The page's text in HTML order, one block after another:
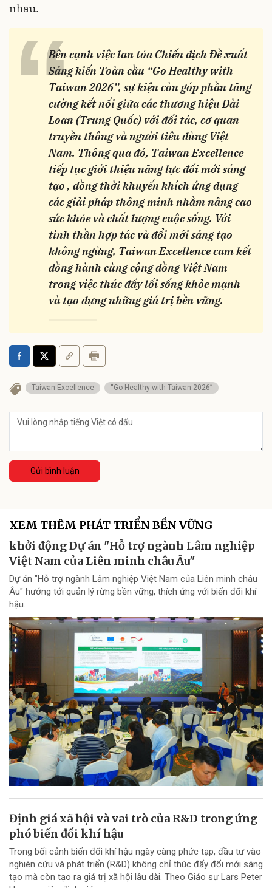
nhau.
“Bên cạnh việc lan tỏa Chiến dịch Đề xuất
Sáng kiến Toàn cầu “Go Healthy with
Taiwan 2026”, sự kiện còn góp phần tăng
cường kết nối giữa các thương hiệu Đài
Loan (Trung Quốc) với đối tác, cơ quan
truyền thông và người tiêu dùng Việt
Nam. Thông qua đó, Taiwan Excellence
tiếp tục giới thiệu năng lực đổi mới sáng
tạo , đồng thời khuyến khích ứng dụng
các giải pháp thông minh nhằm nâng cao
sức khỏe và chất lượng cuộc sống. Với
tinh thần hợp tác và đổi mới sáng tạo
không ngừng, Taiwan Excellence cam kết
đồng hành cùng cộng đồng Việt Nam
trong việc thúc đẩy lối sống khỏe mạnh
và tạo dựng những giá trị bền vững.
Taiwan Excellence “Go Healthy with Taiwan 2026”
Gửi bình luận
XEM THÊM PHÁT TRIỂN BỀN VỮNG
khởi động Dự án "Hỗ trợ ngành Lâm nghiệp
Việt Nam của Liên minh châu Âu"
Dự án "Hỗ trợ ngành Lâm nghiệp Việt Nam của Liên minh châu
Âu" hướng tới quản lý rừng bền vững, thích ứng với biến đổi khí
hậu.
Định giá xã hội và vai trò của R&D trong ứng
phó biến đổi khí hậu
Trong bối cảnh biến đổi khí hậu ngày càng phức tạp, đầu tư vào
nghiên cứu và phát triển (R&D) không chỉ thúc đẩy đổi mới sáng
tạo mà còn tạo ra giá trị xã hội lâu dài. Theo Giáo sư Lars Peter